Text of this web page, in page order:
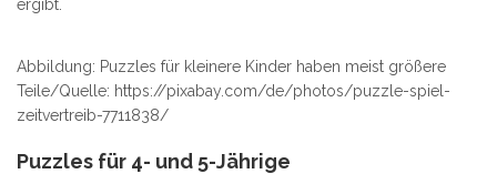
ergibt.
Abbildung: Puzzles für kleinere Kinder haben meist größere
Teile/Quelle: https://pixabay.com/de/photos/puzzle-spiel-
zeitvertreib-7711838/
Puzzles für 4- und 5-Jährige